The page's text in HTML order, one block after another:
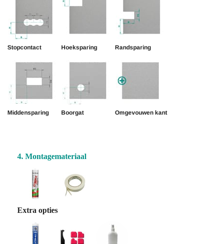
Stopcontact Hoeksparing Randsparing
Middensparing Boorgat Omgevouwen kant
4. Montagemateriaal
Extra opties